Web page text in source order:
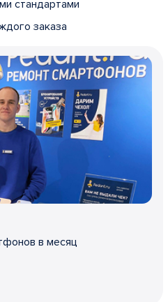
стандартами
заказа
в месяц